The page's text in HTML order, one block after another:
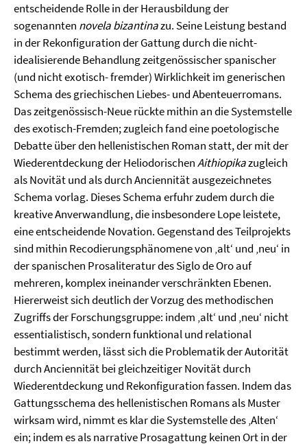
entscheidende Rolle in der Herausbildung der
sogenannten novela bizantinazu. Seine Leistung bestand
in der Rekonfiguration der Gattung durch die nicht-
idealisierende Behandlung zeitgenössischer spanischer
(und nicht exotisch- fremder) Wirklichkeit im generischen
Schema des griechischen Liebes- und Abenteuerromans.
Das zeitgenössisch-Neue rückte mithin an die Systemstelle
des exotisch-Fremden; zugleich fand eine poetologische
Debatte über den hellenistischen Roman statt, der mit der
Wiederentdeckung der HeliodorischenAithiopikazugleich
als Novität und als durch Anciennität ausgezeichnetes
Schema vorlag. Dieses Schema erfuhr zudem durch die
kreative Anverwandlung, die insbesondere Lope leistete,
eine entscheidende Novation. Gegenstand des Teilprojekts
sind mithin Recodierungsphänomene von ‚alt‘ und ‚neu‘ in
der spanischen Prosaliteratur des Siglo de Oro auf
mehreren, komplex ineinander verschränkten Ebenen.
Hiererweist sich deutlich der Vorzug des methodischen
Zugriffs der Forschungsgruppe: indem ‚alt‘ und ‚neu‘ nicht
essentialistisch, sondern funktional und relational
bestimmt werden, lässt sich die Problematik der Autorität
durch Anciennität bei gleichzeitiger Novität durch
Wiederentdeckung und Rekonfiguration fassen. Indem das
Gattungsschema des hellenistischen Romans als Muster
wirksam wird, nimmt es klar die Systemstelle des ‚Alten‘
ein; indem es als narrative Prosagattung keinen Ort in der